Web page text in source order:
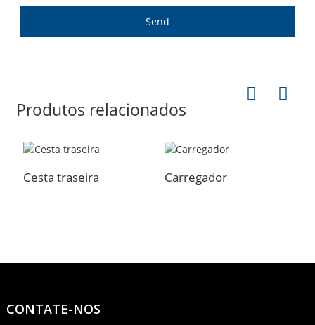
Send
Produtos relacionados
Cesta traseira Carregador
CONTATE-NOS